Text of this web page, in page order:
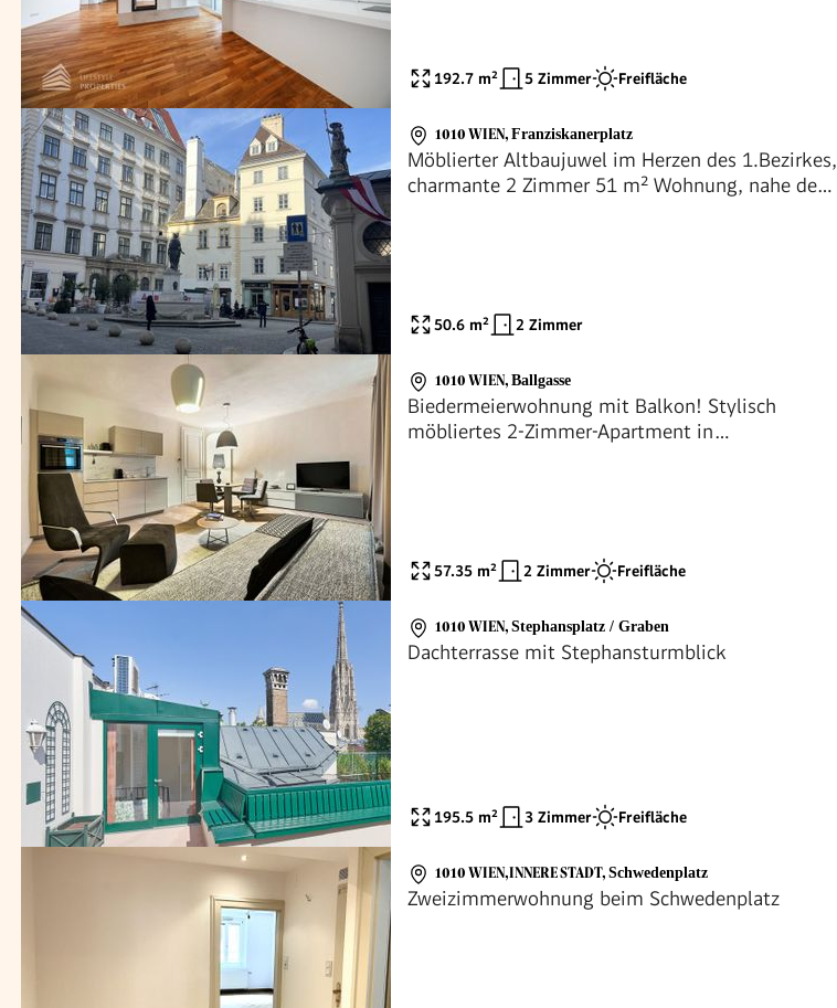
192.7 m² 5 Zimmer Freifläche
1010 WIEN, Franziskanerplatz
Möblierter Altbaujuwel im Herzen des 1.Bezirkes,
charmante 2 Zimmer 51 m² Wohnung, nahe dem
50.6 m² 2 Zimmer
1010 WIEN, Ballgasse
Biedermeierwohnung mit Balkon! Stylisch
möbliertes 2-Zimmer-Apartment in
57.35 m² 2 Zimmer Freifläche
1010 WIEN, Stephansplatz / Graben
Dachterrasse mit Stephansturmblick
195.5 m² 3 Zimmer Freifläche
1010 WIEN,INNERE STADT, Schwedenplatz
Zweizimmerwohnung beim Schwedenplatz